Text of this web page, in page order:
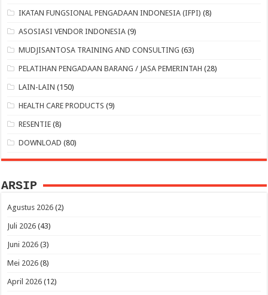
IKATAN FUNGSIONAL PENGADAAN INDONESIA (IFPI) (8)
ASOSIASI VENDOR INDONESIA (9)
MUDJISANTOSA TRAINING AND CONSULTING (63)
PELATIHAN PENGADAAN BARANG / JASA PEMERINTAH (28)
LAIN-LAIN (150)
HEALTH CARE PRODUCTS (9)
RESENTIE (8)
DOWNLOAD (80)
ARSIP
Agustus 2026 (2)
Juli 2026 (43)
Juni 2026 (3)
Mei 2026 (8)
April 2026 (12)